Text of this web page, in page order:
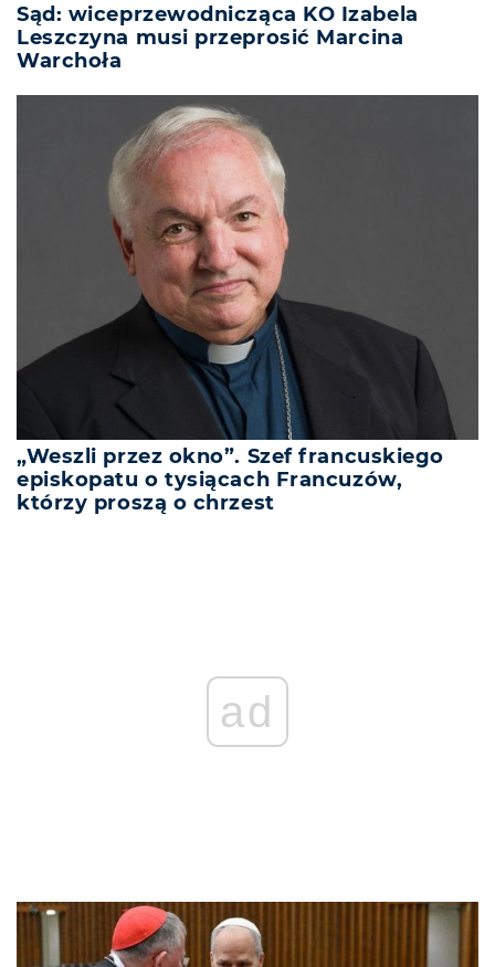
Sąd: wiceprzewodnicząca KO Izabela
Leszczyna musi przeprosić Marcina
Warchoła
„Weszli przez okno”. Szef francuskiego
episkopatu o tysiącach Francuzów,
którzy proszą o chrzest
ad